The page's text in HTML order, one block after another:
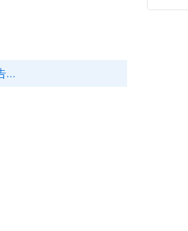
...